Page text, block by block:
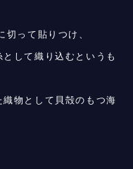
って貼りつけ、
して織り込むというも
物として貝殻のもつ海